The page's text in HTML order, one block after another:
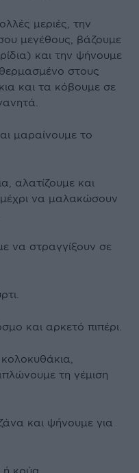
μεριές, την
μεγέθους, βάζουμε
και την ψήνουμε
στους
και τα κόβουμε σε
μαραίνουμε το
αλατίζουμε και
μέχρι να μαλακώσουν
να στραγγίξουν σε
και αρκετό πιπέρι.
τη γέμιση
και ψήνουμε για